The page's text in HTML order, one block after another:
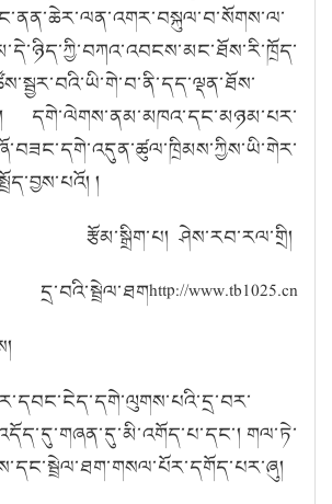
དགེ་ལེགས་ནམ་མཁའ་དང་མཉམ་པར་
།
རྩོམ་སྒྲིག་པ། ཤེས་རབ་རལ་གྲི།
དྲ་བའི་སྦྲེལ་ཐགhttp://www.tb1025.cn
གལ་ཏེ་